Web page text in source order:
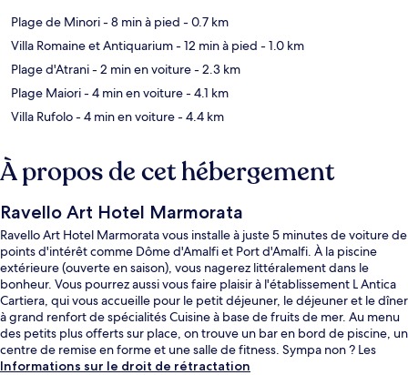
Plage de Minori- 8 min à pied - 0.7 km
Villa Romaine et Antiquarium- 12 min à pied - 1.0 km
Plage d'Atrani- 2 min en voiture- 2.3 km
Plage Maiori- 4 min en voiture- 4.1 km
Villa Rufolo- 4 min en voiture- 4.4 km
À propos de cet hébergement
Ravello Art Hotel Marmorata
Ravello Art Hotel Marmorata vous installe à juste 5 minutes de voiture de
points d'intérêt comme Dôme d'Amalfi et Port d'Amalfi. À la piscine
extérieure (ouverte en saison), vous nagerez littéralement dans le
bonheur. Vous pourrez aussi vous faire plaisir à l'établissement L Antica
Cartiera, qui vous accueille pour le petit déjeuner, le déjeuner et le dîner
à grand renfort de spécialités Cuisine à base de fruits de mer. Au menu
des petits plus offerts sur place, on trouve un bar en bord de piscine, un
centre de remise en forme et une salle de fitness. Sympa non ? Les
autres voyageurs adorent le personnel attentionné et l'emplacement.
Informations sur le droit de rétractation